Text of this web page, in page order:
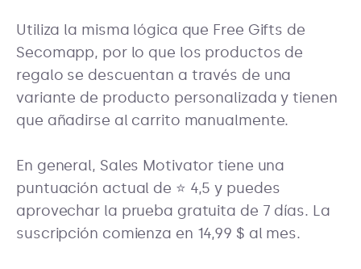
Utiliza la misma lógica que Free Gifts de
Secomapp, por lo que los productos de
regalo se descuentan a través de una
variante de producto personalizada y tienen
que añadirse al carrito manualmente.
En general, Sales Motivator tiene una
puntuación actual de ⭐ 4,5 y puedes
aprovechar la prueba gratuita de 7 días. La
suscripción comienza en 14,99 $ al mes.